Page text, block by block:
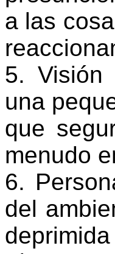
a las
5. Visión
una
que
menudo
6.
del